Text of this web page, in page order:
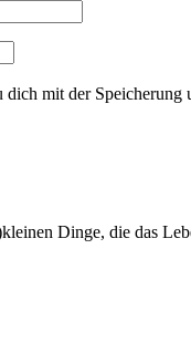
mit der
Dinge, die das